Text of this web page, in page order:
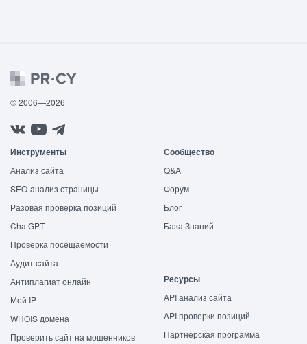
© 2006—2026
Инструменты
Анализ сайта
SEO-анализ страницы
Разовая проверка позиций
ChatGPT
Проверка посещаемости
Аудит сайта
Антиплагиат онлайн
Мой IP
WHOIS домена
Проверить сайт на мошенников
Сообщество
Q&A
Форум
Блог
База Знаний
Ресурсы
API анализ сайта
API проверки позиций
Партнёрская программа